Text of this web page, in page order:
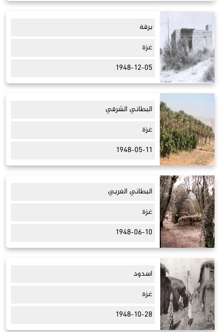
برقة
غزة
1948-12-05
البطاني الشرقي
غزة
1948-05-11
البطاني الغربي
غزة
1948-06-10
اسدود
غزة
1948-10-28